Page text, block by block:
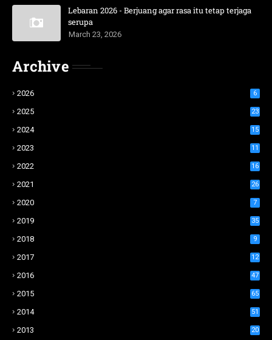
Lebaran 2026 - Berjuang agar rasa itu tetap terjaga
serupa
March 23, 2026
Archive
2026 6
2025 23
2024 15
2023 11
2022 16
2021 26
2020 7
2019 35
2018 9
2017 12
2016 47
2015 65
2014 51
2013 20